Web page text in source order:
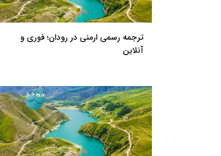
ترجمه رسمی ارمنی در رودان؛ فوری و
آنلاین